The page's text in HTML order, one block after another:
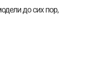
до сих пор,